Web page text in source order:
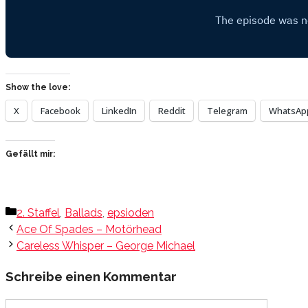
Show the love:
X Facebook LinkedIn Reddit Telegram
Gefällt mir:
Kategorien
2. Staffel Ballads epsioden
Ace Of Spades – Motörhead
Careless Whisper – George Michael
Schreibe einen Kommentar